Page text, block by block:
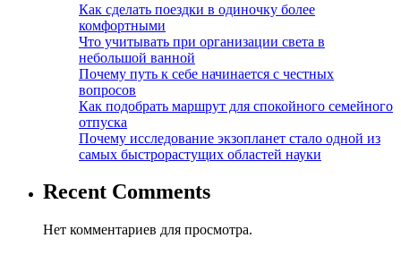
Как сделать поездки в одиночку более
комфортными
Что учитывать при организации света в
небольшой ванной
Почему путь к себе начинается с честных
вопросов
Как подобрать маршрут для спокойного семейного
отпуска
Почему исследование экзопланет стало одной из
самых быстрорастущих областей науки
Recent Comments
Нет комментариев для просмотра.